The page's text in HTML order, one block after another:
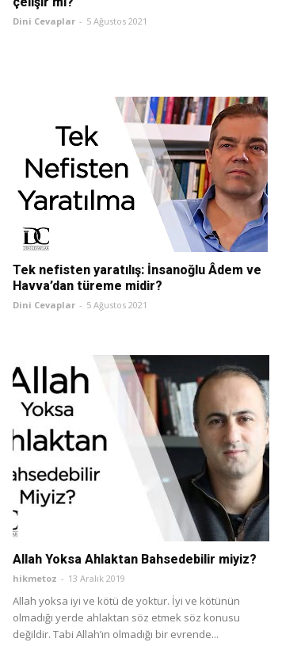
Dini Cevaplar - 5 Ağustos 2021
Tek nefisten yaratılış: İnsanoğlu Âdem ve
Havva’dan türeme midir?
Dini Cevaplar - 5 Ağustos 2021
Allah Yoksa Ahlaktan Bahsedebilir miyiz?
hikmetoz - 13 Aralık 2019
Allah yoksa iyi ve kötü de yoktur. İyi ve kötünün
olmadığı yerde ahlaktan söz etmek söz konusu
değildir. Tabi Allah’ın olmadığı bir evrende...